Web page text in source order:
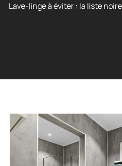
Lave-linge à éviter : la liste